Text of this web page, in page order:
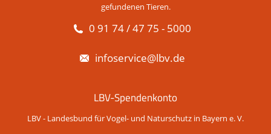
gefundenen Tieren.
0 91 74 / 47 75 - 5000
infoservice@lbv.de
LBV-Spendenkonto
LBV - Landesbund für Vogel- und Naturschutz in Bayern e. V.